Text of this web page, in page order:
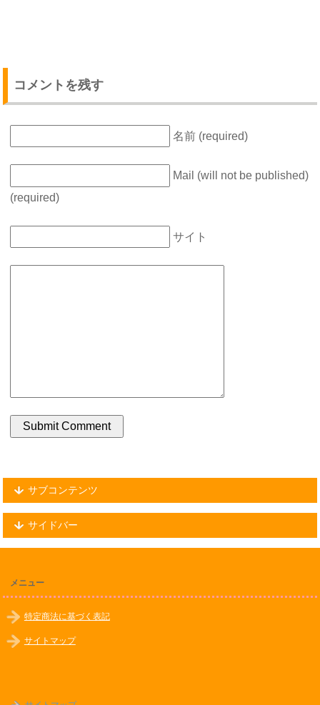
コメントを残す
名前 (required)
Mail (will not be published)
(required)
サイト
サブコンテンツ
サイドバー
メニュー
特定商法に基づく表記
サイトマップ